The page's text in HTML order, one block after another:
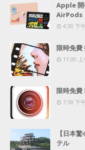
Apple 開
AirPods
4:30 下
限時免
11:00 上
限時免
7:59 下
【日本
テル